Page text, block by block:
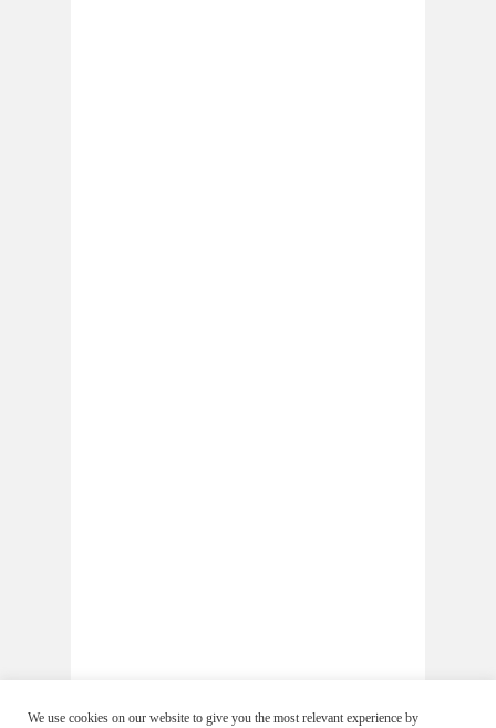
We use cookies on our website to give you the most relevant experience by